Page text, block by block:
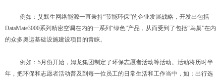
例如：艾默生网络能源一直秉持“节能环保”的企业发展战略，开发出包括
DataMate3000系列精密空调在内的一系列“绿色”产品，从而受到了包括“鸟巢”在内
的众多奥运基础设施建设项目的青睐。
例如：5月份开始，姆龙集团制定了环保志愿者活动等活动。活动将历时半
年，把环保和志愿者活动普及到每一位员工的日常生活和工作当中，如：出行选